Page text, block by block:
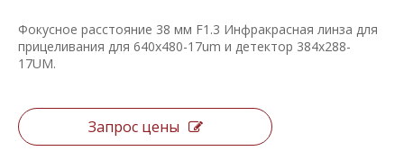
Фокусное расстояние 38 мм F1.3 Инфракрасная линза для
прицеливания для 640x480-17um и детектор 384x288-
17UM.
Запрос цены